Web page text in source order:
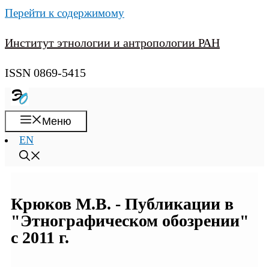
Перейти к содержимому
Институт этнологии и антропологии РАН
ISSN 0869-5415
Меню
EN
Крюков М.В. - Публикации в
"Этнографическом обозрении"
с 2011 г.